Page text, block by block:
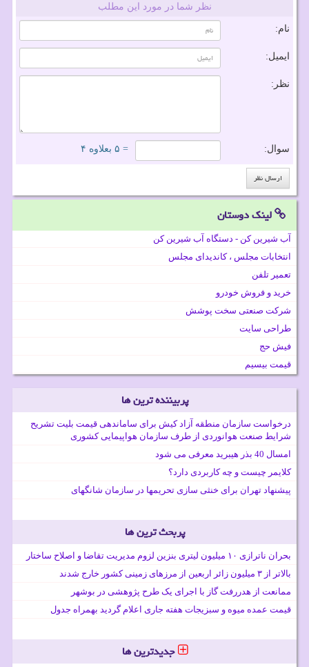
نظر شما در مورد این مطلب
نام:
ایمیل:
نظر:
سوال: = ۵ بعلاوه ۴
لینک دوستان
آب شیرین کن - دستگاه آب شیرین کن
انتخابات مجلس ، کاندیدای مجلس
تعمیر تلفن
خرید و فروش خودرو
شرکت صنعتی سخت پوشش
طراحی سایت
فیش حج
قیمت بیسیم
پربیننده ترین ها
درخواست سازمان منطقه آزاد کیش برای ساماندهی قیمت بلیت تشریح
شرایط صنعت هوانوردی از طرف سازمان هواپیمایی کشوری
امسال 40 بذر هیبرید معرفی می شود
کلایمر چیست و چه کاربردی دارد؟
پیشنهاد تهران برای خنثی سازی تحریمها در سازمان شانگهای
پربحث ترین ها
بحران ناترازی ۱۰ میلیون لیتری بنزین لزوم مدیریت تقاضا و اصلاح ساختار
بالاتر از ۳ میلیون زائر اربعین از مرزهای زمینی کشور خارج شدند
ممانعت از هدررفت گاز با اجرای یک طرح پژوهشی در بوشهر
قیمت عمده میوه و سبزیجات هفته جاری اعلام گردید بهمراه جدول
جدیدترین ها